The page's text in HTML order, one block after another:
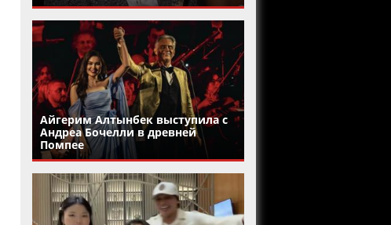
Айгерим Алтынбек выступила с
Андреа Бочелли в древней
Помпее